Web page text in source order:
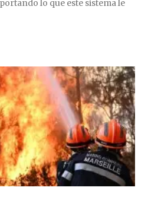
lo que este sistema le